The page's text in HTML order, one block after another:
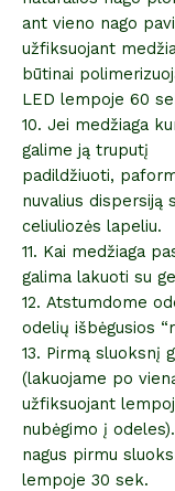
ant vieno nago
užfiksuojant
būtinai
LED lempoje 60
10. Jei medžiaga
galime ją truputį
padildžiuoti,
nuvalius dispersiją
celiuliozės lapeliu.
11. Kai medžiaga
galima lakuoti su
12. Atstumdome
odelių išbėgusios
13. Pirmą sluoksnį
(lakuojame po
užfiksuojant
nubėgimo į
nagus pirmu
lempoje 30 sek.